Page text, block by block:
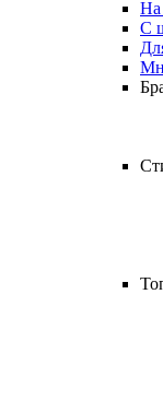
На
С